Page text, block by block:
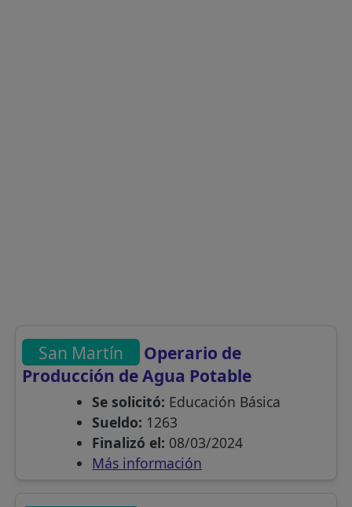
San Martín
Operario de
Producción de Agua Potable
Se solicitó: Educación Básica
Sueldo: 1263
Finalizó el: 08/03/2024
Más información